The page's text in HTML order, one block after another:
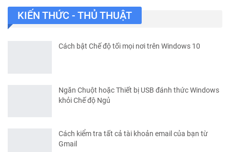
KIẾN THỨC - THỦ THUẬT
Cách bật Chế độ tối mọi nơi trên Windows 10
Ngăn Chuột hoặc Thiết bị USB đánh thức Windows
khỏi Chế độ Ngủ
Cách kiểm tra tất cả tài khoản email của bạn từ
Gmail